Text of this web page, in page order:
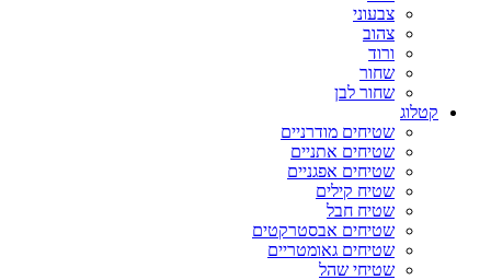
צבעוני
צהוב
ורוד
שחור
שחור לבן
קטלוג
שטיחים מודרניים
שטיחים אתניים
שטיחים אפגניים
שטיח קילים
שטיח חבל
שטיחים אבסטרקטים
שטיחים גאומטריים
שטיחי שהל